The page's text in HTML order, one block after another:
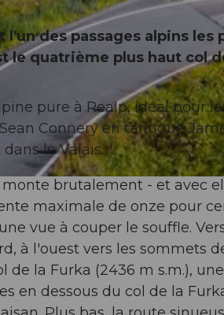
l'un des passages alpins
le quatrième plus haut col
pure à Realp, idéal pour
Connery en tant que
le Valais.
brutalement - et avec
maximale de onze pour
vue à couper le souffle.
à l'ouest vers les sommets
de la Furka (2436 m s.m.),
en dessous du col de la